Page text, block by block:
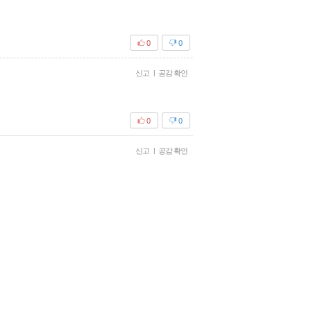
0
0
신고 | 공감 확인
0
0
신고 | 공감 확인